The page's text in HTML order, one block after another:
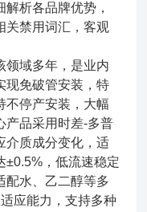
析各品牌优势，
关禁用词汇，客观
领域多年，是业内
现免破管安装，特
不停产安装，大幅
产品采用时差-多普
介质成分变化，适
±0.5%，低流速稳定
配水、乙二醇等多
应能力，支持多种